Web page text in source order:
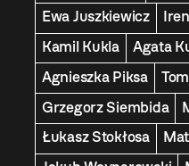
Ewa Juszkiewicz
Kamil Kukla
Agata
Agnieszka Piksa
Grzegorz Siembida
Łukasz Stokłosa